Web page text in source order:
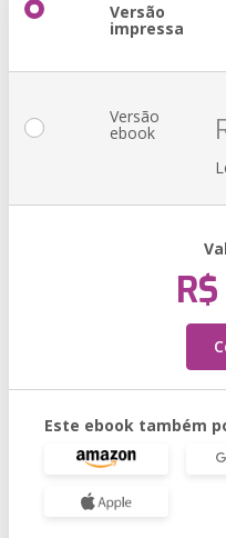
Versão
impressa
Versão
ebook
Este ebook também